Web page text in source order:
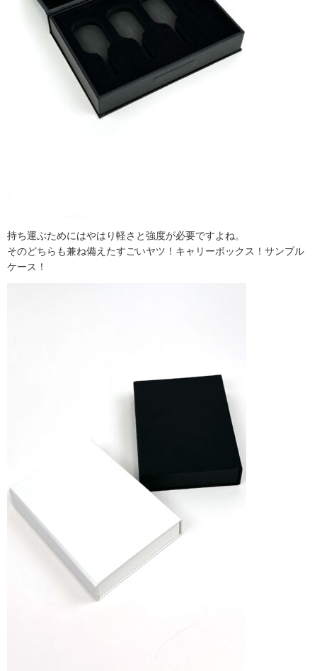
持ち運ぶためにはやはり軽さと強度が必要ですよね。
そのどちらも兼ね備えたすごいヤツ！キャリーボックス！サンプル
ケース！